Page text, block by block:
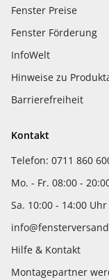
Fenster Preise
Fenster Förderung
InfoWelt
Hinweise zu
Barrierefreiheit
Kontakt
Telefon: 0711 860
Mo. - Fr. 08:00 -
Sa. 10:00 - 14:00 Uhr
Hilfe & Kontakt
Montagepartner